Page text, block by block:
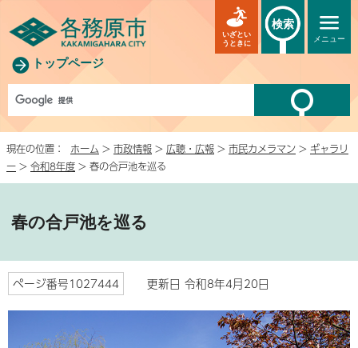
トップページ
メニュー
いざとい
うときに
検索
現在の位置： ホーム > 市政情報 > 広聴・広報 > 市民カメラマン > ギャラリ
ー > 令和8年度 > 春の合戸池を巡る
春の合戸池を巡る
ページ番号1027444 更新日 令和8年4月20日